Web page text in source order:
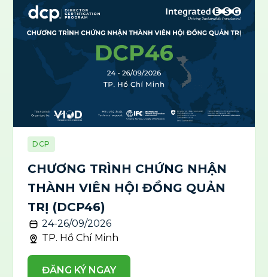
DCP
CHƯƠNG TRÌNH CHỨNG NHẬN
THÀNH VIÊN HỘI ĐỒNG QUẢN
TRỊ (DCP46)
24-26/09/2026
TP. Hồ Chí Minh
ĐĂNG KÝ NGAY